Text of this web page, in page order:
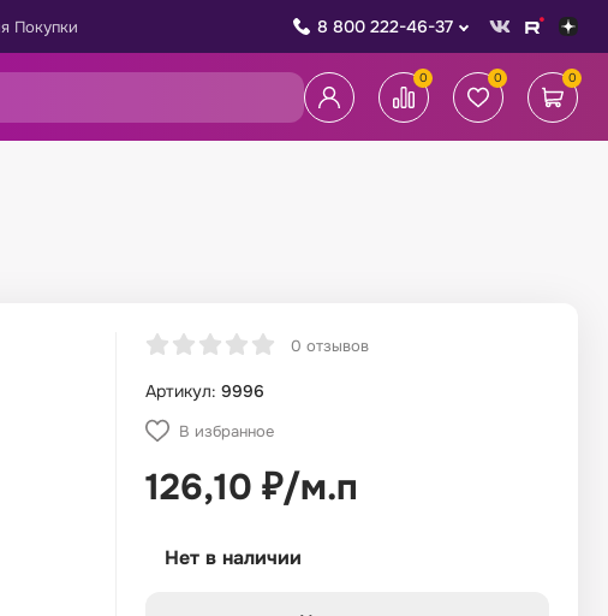
Покупки 8 800 222-46-37
0 0 0
0 отзывов
Артикул: 9996
В избранное
126,10 ₽/м.п
Нет в наличии